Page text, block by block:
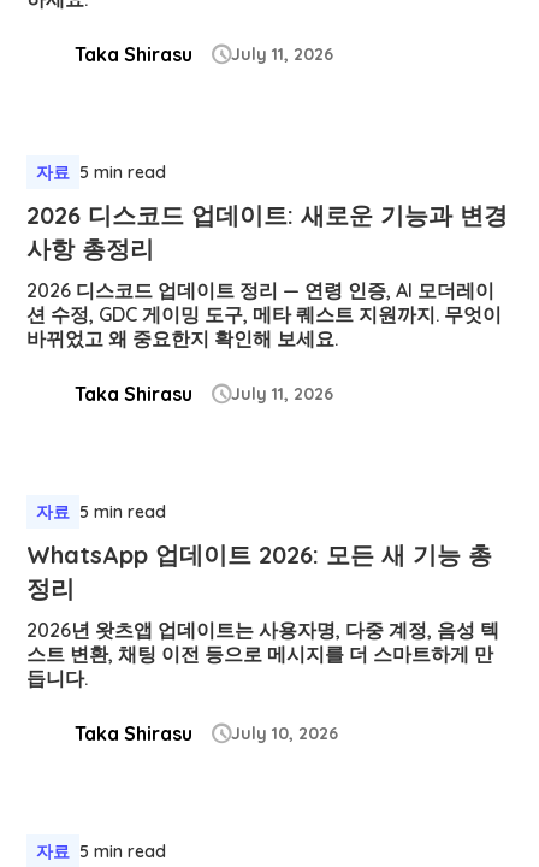
Taka Shirasu July 11, 2026
자료 5 min read
2026 디스코드 업데이트: 새로운 기능과 변경
사항 총정리
2026 디스코드 업데이트 정리 — 연령 인증, AI 모더레이
션 수정, GDC 게이밍 도구, 메타 퀘스트 지원까지. 무엇이
바뀌었고 왜 중요한지 확인해 보세요.
Taka Shirasu July 11, 2026
자료 5 min read
WhatsApp 업데이트 2026: 모든 새 기능 총
정리
2026년 왓츠앱 업데이트는 사용자명, 다중 계정, 음성 텍
스트 변환, 채팅 이전 등으로 메시지를 더 스마트하게 만
듭니다.
Taka Shirasu July 10, 2026
자료 5 min read